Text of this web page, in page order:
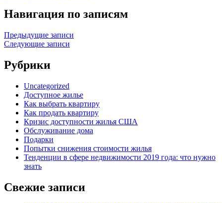
Навигация по записям
Предыдущие записи
Следующие записи
Рубрики
Uncategorized
Доступное жилье
Как выбрать квартиру
Как продать квартиру
Кризис доступности жилья США
Обслуживание дома
Подарки
Попытки снижения стоимости жилья
Тенденции в сфере недвижимости 2019 года: что нужно
знать
Свежие записи